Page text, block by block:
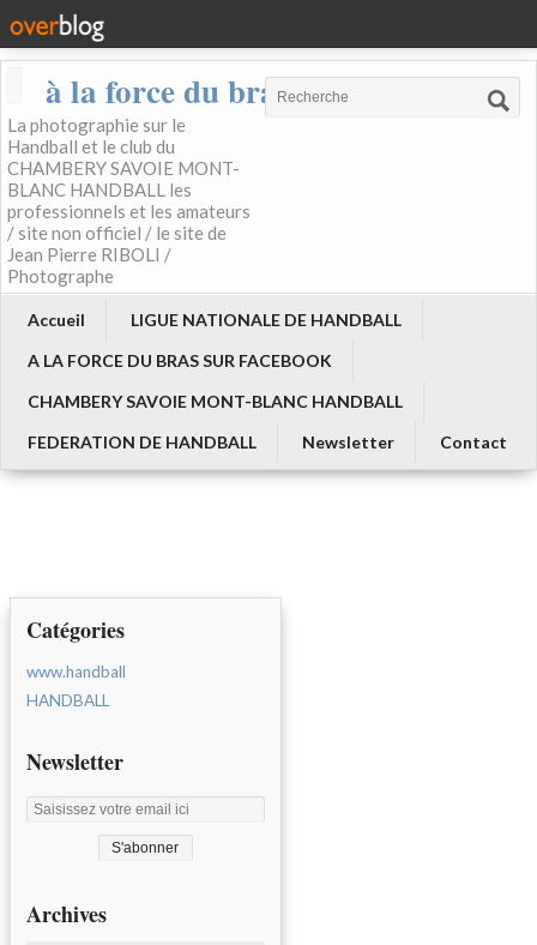
à la force du bras
La photographie sur le
Handball et le club du
CHAMBERY SAVOIE MONT-
BLANC HANDBALL les
professionnels et les amateurs
/ site non officiel / le site de
Jean Pierre RIBOLI /
Photographe
Accueil
LIGUE NATIONALE DE HANDBALL
A LA FORCE DU BRAS SUR FACEBOOK
CHAMBERY SAVOIE MONT-BLANC HANDBALL
FEDERATION DE HANDBALL
Newsletter Contact
Catégories
www.handball
HANDBALL
Newsletter
Archives